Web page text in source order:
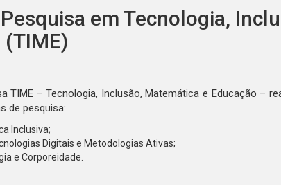
em Tecnologia,
(TIME)
TIME – Tecnologia, Inclusão, Matemática e Educação –
de pesquisa:
Inclusiva;
Digitais e Metodologias Ativas;
e Corporeidade.